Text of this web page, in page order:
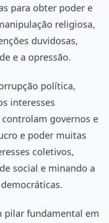
para obter poder e
religiosa,
duvidosas,
e a opressão.
política,
interesses
governos e
e poder muitas
coletivos,
social e minando a
pilar fundamental em